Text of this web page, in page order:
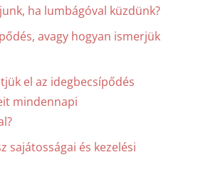
ha lumbágóval küzdünk?
avagy hogyan ismerjük
el az idegbecsípődés
mindennapi
sajátosságai és kezelési